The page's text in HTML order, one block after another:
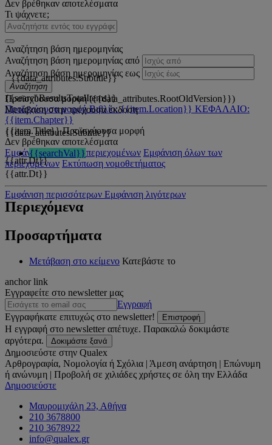
Δεν βρέθηκαν αποτελέσματα
Τι ψάχνετε;
Αναζήτηση βάση ημερομηνίας
Αναζήτηση βάση ημερομηνίας από
Αναζήτηση βάση ημερομηνίας εως
Αναζήτηση
{{searchResultsTotalItems}}
Προϊσχύουσα μορφή Βιβλίο: {{item.Location}} ΚΕΦΑΛΑΙΟ:
{{item.Chapter}}
{{item.Title}} Προϊσχύουσα μορφή
Δεν βρέθηκαν αποτελέσματα
Εμφάνιση όλων των περιεχομένων Εμφάνιση όλων των
περιεχομένων Εκτύπωση νομοθετήματος
{{data_attributes.Subtitle}}
Προϊσχύουσα μορφή ({{data_attributes.RootOldVersion}})
Μετάβαση στην τρέχουσα έκδοση
{{data_attributes.Subtitle}}
{{searchVal}}
{{attr.Dt}}
Εμφάνιση περισσότερων Εμφάνιση λιγότερων
{{attr.Dt}}
Περιεχόμενα
Προσαρτήματα
Μετάβαση στο κείμενο Κατεβάστε το
anchor link
Εγγραφείτε στο newsletter μας
Εγγραφή
Εγγραφήκατε επιτυχώς στο newsletter!
Επιστροφή
Η εγγραφή στο newsletter απέτυχε. Παρακαλώ δοκιμάστε
αργότερα.
Δοκιμάστε ξανά
Δημοσιεύστε στην Qualex
Αρθρογραφία, Νομολογία ή Σχόλια | Άμεση ανάρτηση | Επώνυμη
ή ανώνυμη | Προβολή σε χιλιάδες χρήστες σε όλη την Ελλάδα
Δημοσιεύστε
Μαυρομιχάλη 23, Αθήνα
210 3678800
210 3678922
info@qualex.gr